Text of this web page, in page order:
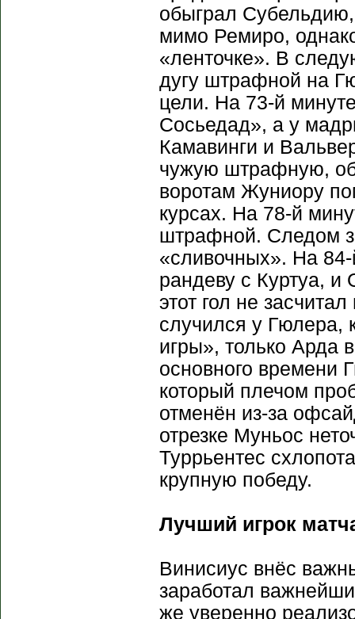
обыграл
мимо Ремиро,
«ленточке». В
дугу штрафной на
цели. На 73-й
Сосьедад», а у
Камавинги и
чужую штрафную,
воротам Жуниору
курсах. На 78-й
штрафной. Следом
«сливочных». На
рандеву с Куртуа,
этот гол не
случился у Гюлера,
игры», только Арда
основного времени
который плечом
отменён из-за
отрезке Муньос
Туррьентес
крупную победу.
Лучший игрок
Винисиус внёс
заработал
же уверенно